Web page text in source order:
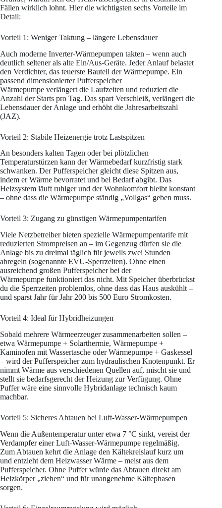
Fällen wirklich lohnt. Hier die wichtigsten sechs Vorteile im
Detail:
Vorteil 1: Weniger Taktung – längere Lebensdauer
Auch moderne Inverter-Wärmepumpen takten – wenn auch
deutlich seltener als alte Ein/Aus-Geräte. Jeder Anlauf belastet
den Verdichter, das teuerste Bauteil der Wärmepumpe. Ein
passend dimensionierter Pufferspeicher
Wärmepumpe verlängert die Laufzeiten und reduziert die
Anzahl der Starts pro Tag. Das spart Verschleiß, verlängert die
Lebensdauer der Anlage und erhöht die Jahresarbeitszahl
(JAZ).
Vorteil 2: Stabile Heizenergie trotz Lastspitzen
An besonders kalten Tagen oder bei plötzlichen
Temperaturstürzen kann der Wärmebedarf kurzfristig stark
schwanken. Der Pufferspeicher gleicht diese Spitzen aus,
indem er Wärme bevorratet und bei Bedarf abgibt. Das
Heizsystem läuft ruhiger und der Wohnkomfort bleibt konstant
– ohne dass die Wärmepumpe ständig „Vollgas“ geben muss.
Vorteil 3: Zugang zu günstigen Wärmepumpentarifen
Viele Netzbetreiber bieten spezielle Wärmepumpentarife mit
reduzierten Strompreisen an – im Gegenzug dürfen sie die
Anlage bis zu dreimal täglich für jeweils zwei Stunden
abregeln (sogenannte EVU-Sperrzeiten). Ohne einen
ausreichend großen Pufferspeicher bei der
Wärmepumpe funktioniert das nicht. Mit Speicher überbrückst
du die Sperrzeiten problemlos, ohne dass das Haus auskühlt –
und sparst Jahr für Jahr 200 bis 500 Euro Stromkosten.
Vorteil 4: Ideal für Hybridheizungen
Sobald mehrere Wärmeerzeuger zusammenarbeiten sollen –
etwa Wärmepumpe + Solarthermie, Wärmepumpe +
Kaminofen mit Wassertasche oder Wärmepumpe + Gaskessel
– wird der Pufferspeicher zum hydraulischen Knotenpunkt. Er
nimmt Wärme aus verschiedenen Quellen auf, mischt sie und
stellt sie bedarfsgerecht der Heizung zur Verfügung. Ohne
Puffer wäre eine sinnvolle Hybridanlage technisch kaum
machbar.
Vorteil 5: Sicheres Abtauen bei Luft-Wasser-Wärmepumpen
Wenn die Außentemperatur unter etwa 7 °C sinkt, vereist der
Verdampfer einer Luft-Wasser-Wärmepumpe regelmäßig.
Zum Abtauen kehrt die Anlage den Kältekreislauf kurz um
und entzieht dem Heizwasser Wärme – meist aus dem
Pufferspeicher. Ohne Puffer würde das Abtauen direkt am
Heizkörper „ziehen“ und für unangenehme Kältephasen
sorgen.